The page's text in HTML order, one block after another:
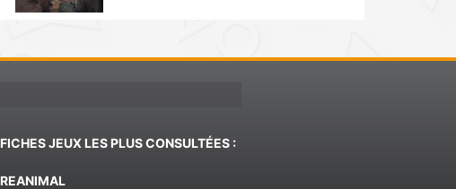
FICHES JEUX LES PLUS CONSULTÉES :
REANIMAL